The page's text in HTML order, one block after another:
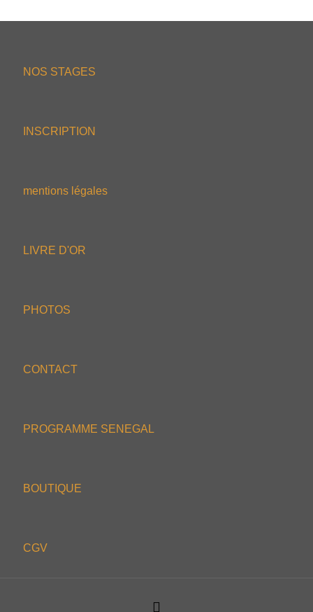
NOS STAGES
INSCRIPTION
mentions légales
LIVRE D'OR
PHOTOS
CONTACT
PROGRAMME SENEGAL
BOUTIQUE
CGV